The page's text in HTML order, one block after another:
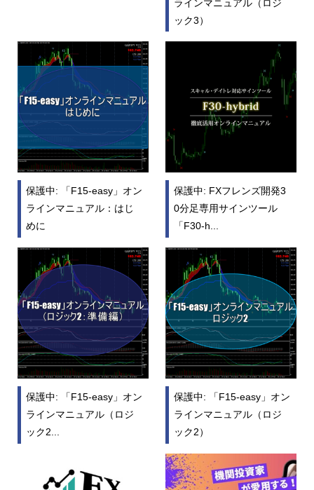
ラインマニュアル（ロジ
ック3）
保護中: 「F15-easy」オン
ラインマニュアル：はじ
めに
保護中: FXフレンズ開発3
0分足専用サインツール
「F30-h...
保護中: 「F15-easy」オン
ラインマニュアル（ロジ
ック2...
保護中: 「F15-easy」オン
ラインマニュアル（ロジ
ック2）